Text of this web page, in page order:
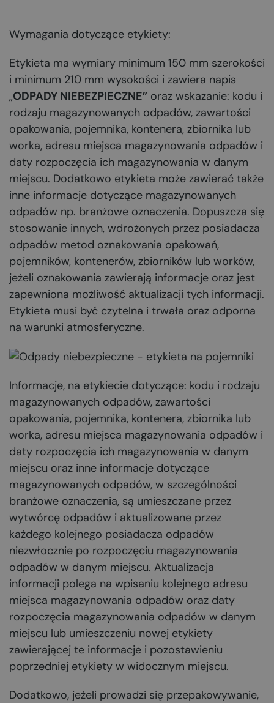
Wymagania dotyczące etykiety:
Etykieta ma wymiary minimum 150 mm szerokości
i minimum 210 mm wysokości i zawiera napis
„ODPADY NIEBEZPIECZNE” oraz wskazanie: kodu i
rodzaju magazynowanych odpadów, zawartości
opakowania, pojemnika, kontenera, zbiornika lub
worka, adresu miejsca magazynowania odpadów i
daty rozpoczęcia ich magazynowania w danym
miejscu. Dodatkowo etykieta może zawierać także
inne informacje dotyczące magazynowanych
odpadów np. branżowe oznaczenia. Dopuszcza się
stosowanie innych, wdrożonych przez posiadacza
odpadów metod oznakowania opakowań,
pojemników, kontenerów, zbiorników lub worków,
jeżeli oznakowania zawierają informacje oraz jest
zapewniona możliwość aktualizacji tych informacji.
Etykieta musi być czytelna i trwała oraz odporna
na warunki atmosferyczne.
Informacje, na etykiecie dotyczące: kodu i rodzaju
magazynowanych odpadów, zawartości
opakowania, pojemnika, kontenera, zbiornika lub
worka, adresu miejsca magazynowania odpadów i
daty rozpoczęcia ich magazynowania w danym
miejscu oraz inne informacje dotyczące
magazynowanych odpadów, w szczególności
branżowe oznaczenia, są umieszczane przez
wytwórcę odpadów i aktualizowane przez
każdego kolejnego posiadacza odpadów
niezwłocznie po rozpoczęciu magazynowania
odpadów w danym miejscu. Aktualizacja
informacji polega na wpisaniu kolejnego adresu
miejsca magazynowania odpadów oraz daty
rozpoczęcia magazynowania odpadów w danym
miejscu lub umieszczeniu nowej etykiety
zawierającej te informacje i pozostawieniu
poprzedniej etykiety w widocznym miejscu.
Dodatkowo, jeżeli prowadzi się przepakowywanie,